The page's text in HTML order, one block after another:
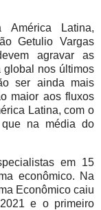
América Latina,
Getulio Vargas
agravar as
global nos últimos
ser ainda mais
maior aos fluxos
Latina, com o
na média do
em 15
econômico. Na
Econômico caiu
e o primeiro